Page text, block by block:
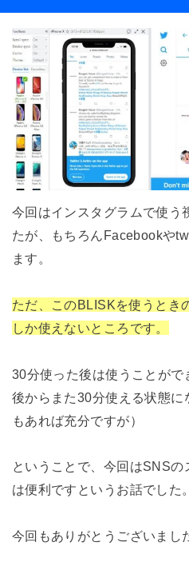
今回はインスタグラムで使う
たが、もちろんFacebookや
ます。
ただ、このBLISKを使うとき
しか使えないところです。
30分使った後は使うことが
後からまた30分使える状態
もあれば充分ですが）
ということで、今回はSNS
は便利ですというお話でした。
今回もありがとうございまし